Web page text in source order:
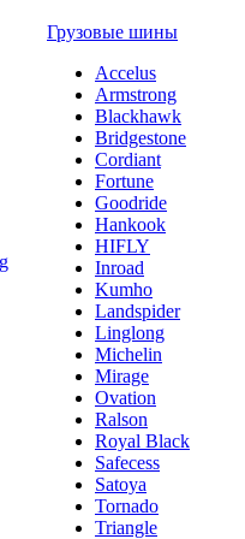
Грузовые шины
Accelus
Armstrong
Blackhawk
Bridgestone
Cordiant
Fortune
Goodride
Hankook
HIFLY
Inroad
Kumho
Landspider
Linglong
Michelin
Mirage
Ovation
Ralson
Royal Black
Safecess
Satoya
Tornado
Triangle